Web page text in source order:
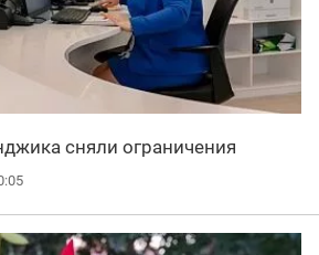
сняли ограничения